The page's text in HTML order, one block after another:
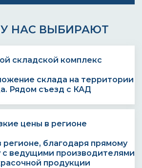
НАС ВЫБИРАЮТ
склада на территории
Рядом съезд с КАД
благодаря прямому
с ведущими производителями
продукции